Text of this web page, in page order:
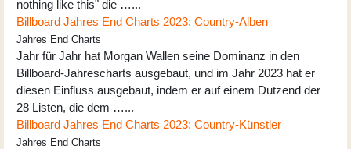
nothing like this" die …...
Billboard Jahres End Charts 2023: Country-Alben
Jahres End Charts
Jahr für Jahr hat Morgan Wallen seine Dominanz in den
Billboard-Jahrescharts ausgebaut, und im Jahr 2023 hat er
diesen Einfluss ausgebaut, indem er auf einem Dutzend der
28 Listen, die dem …...
Billboard Jahres End Charts 2023: Country-Künstler
Jahres End Charts